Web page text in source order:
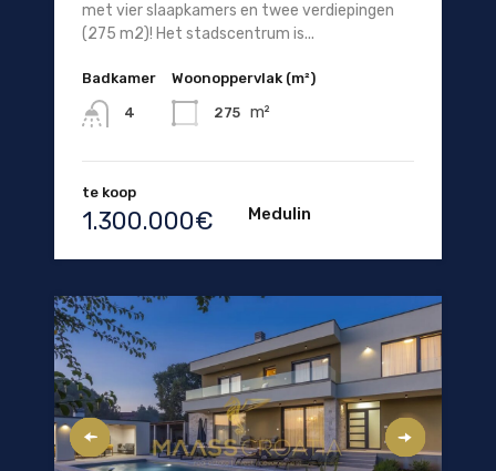
met vier slaapkamers en twee verdiepingen
(275 m2)! Het stadscentrum is...
Badkamer
4
Woonoppervlak (m²)
275 m²
te koop
1.300.000€ Medulin